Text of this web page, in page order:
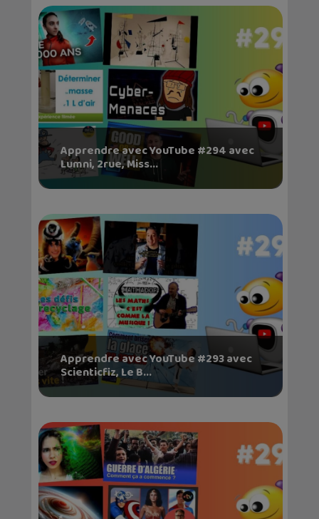
Apprendre avec YouTube #294 avec
Lumni, 2rue, Miss...
Apprendre avec YouTube #293 avec
Scienticfiz, Le B...